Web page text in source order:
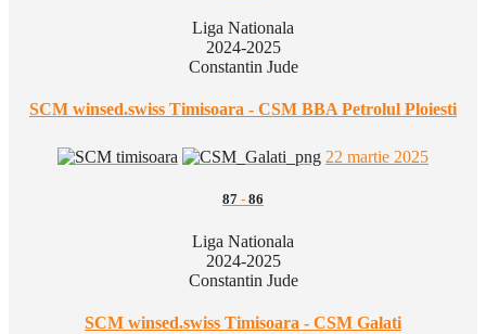
Liga Nationala
2024-2025
Constantin Jude
SCM winsed.swiss Timisoara - CSM BBA Petrolul Ploiesti
22 martie 2025
87 - 86
Liga Nationala
2024-2025
Constantin Jude
SCM winsed.swiss Timisoara - CSM Galati